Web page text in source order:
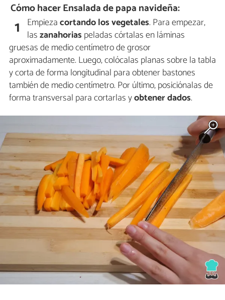
Cómo hacer Ensalada de papa navideña:
1 Empiezacortando los vegetales. Para empezar,
laszanahorias peladas córtalas en láminas
gruesas de medio centímetro de grosor
aproximadamente. Luego, colócalas planas sobre la tabla
y corta de forma longitudinal para obtener bastones
también de medio centímetro. Por último, posiciónalas de
forma transversal para cortarlas yobtener dados.